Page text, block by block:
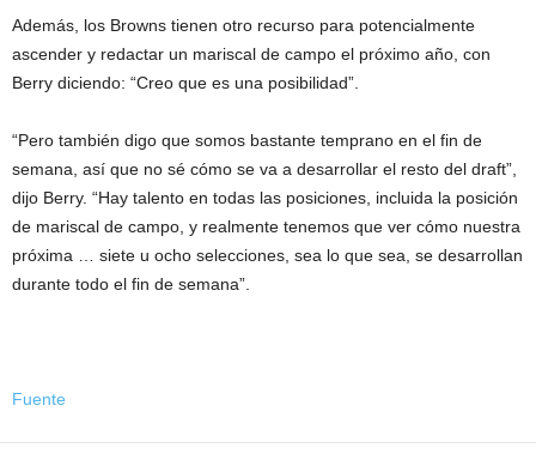
Además, los Browns tienen otro recurso para potencialmente
ascender y redactar un mariscal de campo el próximo año, con
Berry diciendo: “Creo que es una posibilidad”.
“Pero también digo que somos bastante temprano en el fin de
semana, así que no sé cómo se va a desarrollar el resto del draft”,
dijo Berry. “Hay talento en todas las posiciones, incluida la posición
de mariscal de campo, y realmente tenemos que ver cómo nuestra
próxima … siete u ocho selecciones, sea lo que sea, se desarrollan
durante todo el fin de semana”.
Fuente